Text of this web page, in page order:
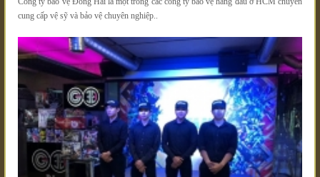
cung cấp vệ sỹ và bảo vệ chuyên nghiệp..